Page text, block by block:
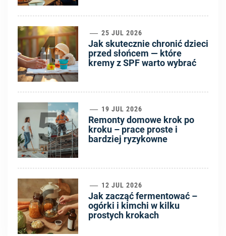
4 25 JUL 2026
Jak skutecznie chronić dzieci
przed słońcem — które
kremy z SPF warto wybrać
5 19 JUL 2026
Remonty domowe krok po
kroku – prace proste i
bardziej ryzykowne
6 12 JUL 2026
Jak zacząć fermentować –
ogórki i kimchi w kilku
prostych krokach